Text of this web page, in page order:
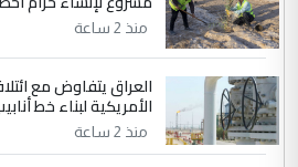
التعليق : واحد من عصابة
جنسية الرافد الثالث للعراق
ابا فرات ...
الموضوع :
الجواهري يرد على
مضجعيك يابن الزنا (نص كامل)
منذ 2 ساعة
العراق يتفاوض مع
الأمريكية لبناء خط أنابيب
منذ 2 ساعة